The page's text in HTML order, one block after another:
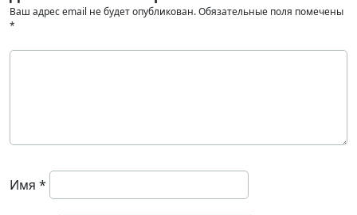
Ваш адрес email не будет опубликован.Обязательные поля помечены
*
Имя *